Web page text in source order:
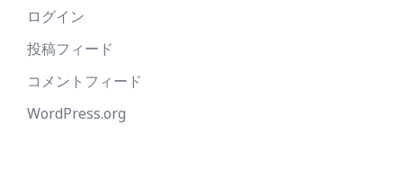
ログイン
投稿フィード
コメントフィード
WordPress.org